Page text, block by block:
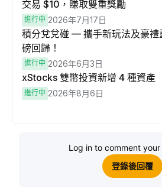
交易 $10，賺取雙重獎勵
進行中 2026年7月17日
積分兌兌碰 — 攜手新玩法及豪禮
磅回歸！
進行中 2026年6月3日
xStocks 雙幣投資新增 4 種資產
進行中 2026年8月6日
Log in to comment
登錄後回覆